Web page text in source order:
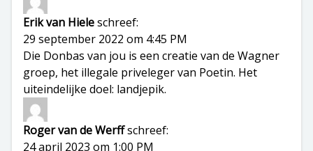
Erik van Hieleschreef:
29 september 2022 om 4:45 PM
Die Donbas van jou is een creatie van de Wagner
groep, het illegale priveleger van Poetin. Het
uiteindelijke doel: landjepik.
Roger van de Werffschreef:
24 april 2023 om 1:00 PM